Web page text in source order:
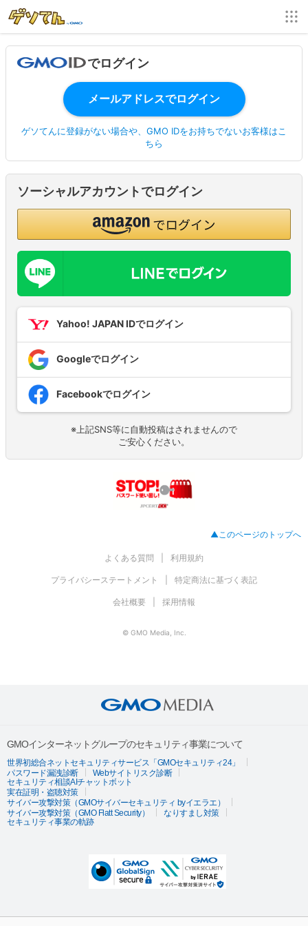
でログイン
ゲソてんに登録がない場合や、GMO IDをお持ちでないお客様はこ
ちら
ソーシャルアカウントでログイン
Yahoo! JAPAN IDでログイン
Googleでログイン
Facebookでログイン
※上記SNS等に自動投稿はされませんので
ご安心ください。
▲このページのトップへ
よくある質問 利用規約
プライバシーステートメント 特定商法に基づく表記
会社概要 採用情報
© GMO Media, Inc.
GMOインターネットグループのセキュリティ事業について
世界初総合ネットセキュリティサービス「GMOセキュリティ24」
パスワード漏洩診断
Webサイトリスク診断
セキュリティ相談AIチャットボット
実在証明・盗聴対策
サイバー攻撃対策（GMOサイバーセキュリティ byイエラエ）
サイバー攻撃対策（GMO Flatt Security）
なりすまし対策
セキュリティ事業の軌跡